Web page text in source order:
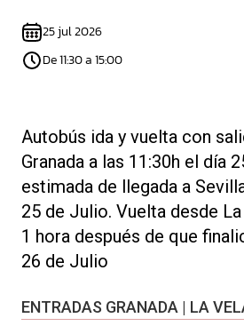
25 jul 2026
De 11:30 a 15:00
Autobús ida y vuelta con
Granada a las 11:30h el día
estimada de llegada a
25 de Julio. Vuelta desde
1 hora después de que
26 de Julio
ENTRADAS GRANADA | LA